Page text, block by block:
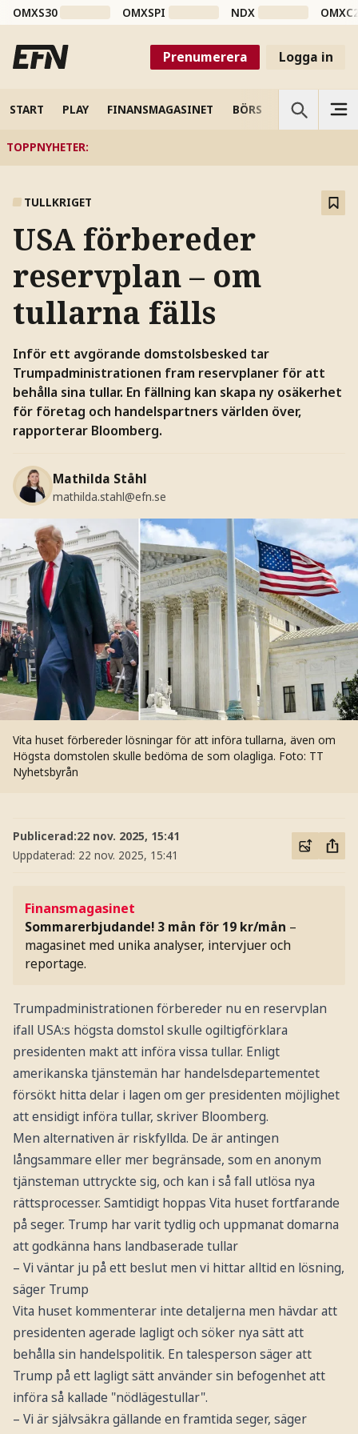
OMXS30 OMXSPI NDX
Prenumerera Logga in
START PLAY FINANSMAGASINET BÖRS VETENSKAP
TOPPNYHETER:
TULLKRIGET
USA förbereder
reservplan – om
tullarna fälls
Inför ett avgörande domstolsbesked tar
Trumpadministrationen fram reservplaner för att
behålla sina tullar. En fällning kan skapa ny osäkerhet
för företag och handelspartners världen över,
rapporterar Bloomberg.
Mathilda Ståhl
mathilda.stahl@efn.se
Vita huset förbereder lösningar för att införa tullarna, även om
Högsta domstolen skulle bedöma de som olagliga. Foto: TT
Nyhetsbyrån
Publicerad:22 nov. 2025, 15:41
Uppdaterad: 22 nov. 2025, 15:41
Finansmagasinet
Sommarerbjudande! 3 mån för 19 kr/mån –
magasinet med unika analyser, intervjuer och
reportage.
Trumpadministrationen förbereder nu en reservplan
ifall USA:s högsta domstol skulle ogiltigförklara
presidenten makt att införa vissa tullar. Enligt
amerikanska tjänstemän har handelsdepartementet
försökt hitta delar i lagen om ger presidenten möjlighet
att ensidigt införa tullar, skriver Bloomberg.
Men alternativen är riskfyllda. De är antingen
långsammare eller mer begränsade, som en anonym
tjänsteman uttryckte sig, och kan i så fall utlösa nya
rättsprocesser. Samtidigt hoppas Vita huset fortfarande
på seger. Trump har varit tydlig och uppmanat domarna
att godkänna hans landbaserade tullar
– Vi väntar ju på ett beslut men vi hittar alltid en lösning,
säger Trump
Vita huset kommenterar inte detaljerna men hävdar att
presidenten agerade lagligt och söker nya sätt att
behålla sin handelspolitik. En talesperson säger att
Trump på ett lagligt sätt använder sin befogenhet att
införa så kallade "nödlägestullar".
– Vi är självsäkra gällande en framtida seger, säger